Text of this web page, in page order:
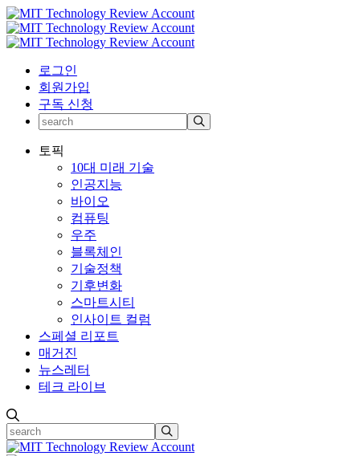
로그인
회원가입
구독 신청
토픽
10대 미래 기술
인공지능
바이오
컴퓨팅
우주
블록체인
기술정책
기후변화
스마트시티
인사이트 컬럼
스페셜 리포트
매거진
뉴스레터
테크 라이브